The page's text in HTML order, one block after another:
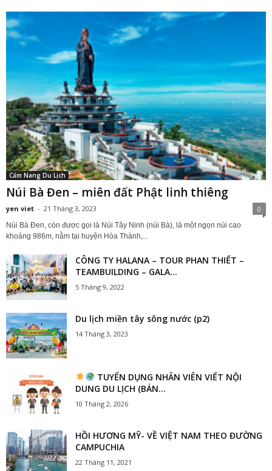
Cẩm Nang Du Lịch
Núi Bà Đen – miên đất Phật linh thiêng
yen viet - 21 Tháng 3, 2023 0
Núi Bà Đen, còn được gọi là Núi Tây Ninh (núi Bà), là một ngọn núi cao
khoảng 986m, nằm tại huyện Hòa Thành,...
CÔNG TY HALANA – TOUR PHAN THIẾT –
TEAMBUILDING – GALA...
5 Tháng 9, 2022
Du lịch miền tây sông nước (p2)
14 Tháng 3, 2023
TUYỂN DỤNG NHÂN VIÊN VIẾT NỘI
DUNG DU LỊCH (BÁN...
10 Tháng 2, 2026
HỒI HƯƠNG MỸ- VỀ VIỆT NAM THEO ĐƯỜNG
CAMPUCHIA
22 Tháng 11, 2021